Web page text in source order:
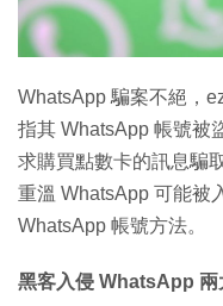
WhatsApp 騙案不絕，
指其 WhatsApp 帳號被
求購買點數卡的訊息騙
重溫 WhatsApp 可能被
WhatsApp 帳號方法。
黑客入侵 WhatsApp 兩